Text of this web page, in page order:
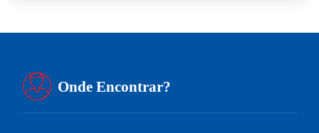
Onde Encontrar?